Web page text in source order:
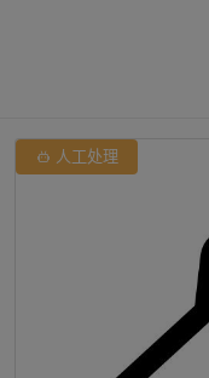
 人工处理